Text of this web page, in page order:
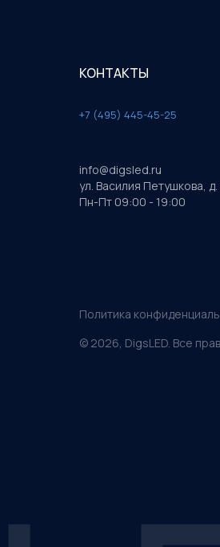
КОНТАКТЫ
+7 (495) 445-45-25
info@digsled.ru
ул. Василия Петушкова,
Пн-Пт 09:00 - 19:00
Политика
© 2026, DigsLED. Все